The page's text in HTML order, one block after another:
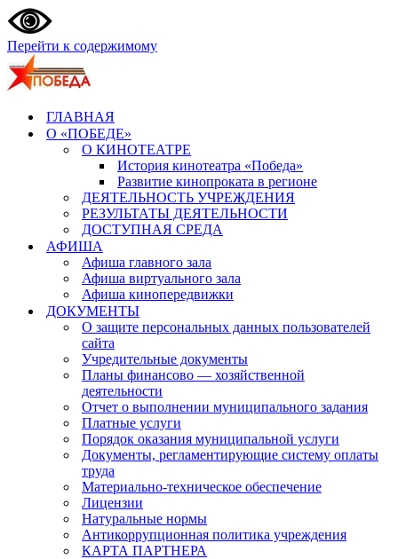
Перейти к содержимому
ГЛАВНАЯ
О «ПОБЕДЕ»
О КИНОТЕАТРЕ
История кинотеатра «Победа»
Развитие кинопроката в регионе
ДЕЯТЕЛЬНОСТЬ УЧРЕЖДЕНИЯ
РЕЗУЛЬТАТЫ ДЕЯТЕЛЬНОСТИ
ДОСТУПНАЯ СРЕДА
АФИША
Афиша главного зала
Афиша виртуального зала
Афиша кинопередвижки
ДОКУМЕНТЫ
О защите персональных данных пользователей
сайта
Учредительные документы
Планы финансово — хозяйственной
деятельности
Отчет о выполнении муниципального задания
Платные услуги
Порядок оказания муниципальной услуги
Документы, регламентирующие систему оплаты
труда
Материально-техническое обеспечение
Лицензии
Натуральные нормы
Антикоррупционная политика учреждения
КАРТА ПАРТНЕРА